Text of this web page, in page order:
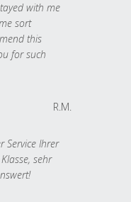
with me
sort
this
for such
R.M.
Service Ihrer
sehr